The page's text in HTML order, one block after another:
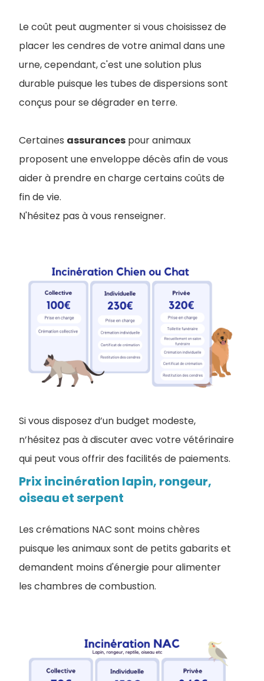
Le coût peut augmenter si vous choisissez de
placer les cendres de votre animal dans une
urne, cependant, c'est une solution plus
durable puisque les tubes de dispersions sont
conçus pour se dégrader en terre.
Certaines assurances pour animaux
proposent une enveloppe décès afin de vous
aider à prendre en charge certains coûts de
fin de vie.
N'hésitez pas à vous renseigner.
Si vous disposez d’un budget modeste,
n’hésitez pas à discuter avec votre vétérinaire
qui peut vous offrir des facilités de paiements.
Prix incinération lapin, rongeur,
oiseau et serpent
Les crémations NAC sont moins chères
puisque les animaux sont de petits gabarits et
demandent moins d'énergie pour alimenter
les chambres de combustion.